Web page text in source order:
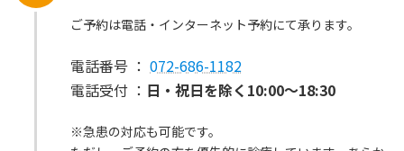
ご予約は電話・インターネット予約にて承ります。
電話番号 ： 072-686-1182
電話受付 ： 日・祝日を除く10:00～18:30
※急患の対応も可能です。